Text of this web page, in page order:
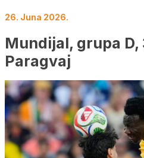
26. Juna 2026.
Mundijal, grupa D,
Paragvaj